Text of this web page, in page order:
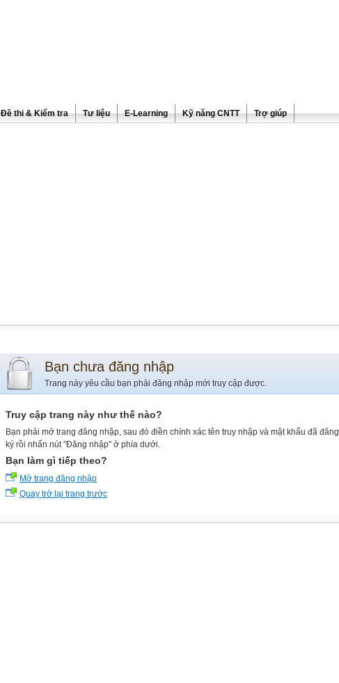
Đề thi & Kiểm tra Tư liệu E-Learning Kỹ năng CNTT Trợ giúp
Bạn chưa đăng nhập
Trang này yêu cầu bạn phải đăng nhập mới truy cập được.
Truy cập trang này như thế nào?
Bạn phải mở trang đăng nhập, sau đó điền chính xác tên truy nhập và mật khẩu đã đăng
ký rồi nhấn nút "Đăng nhập" ở phía dưới.
Bạn làm gì tiếp theo?
Mở trang đăng nhập
Quay trở lại trang trước